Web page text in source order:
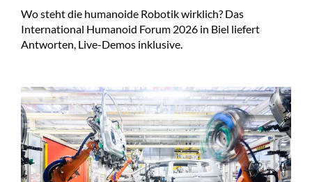
Wo steht die humanoide Robotik wirklich? Das
International Humanoid Forum 2026 in Biel liefert
Antworten, Live-Demos inklusive.